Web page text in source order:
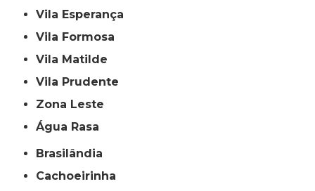
Vila Esperança
Vila Formosa
Vila Matilde
Vila Prudente
Zona Leste
Água Rasa
Brasilândia
Cachoeirinha